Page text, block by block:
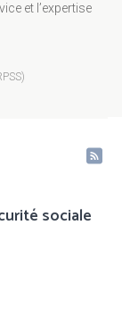
et l’expertise
sociale